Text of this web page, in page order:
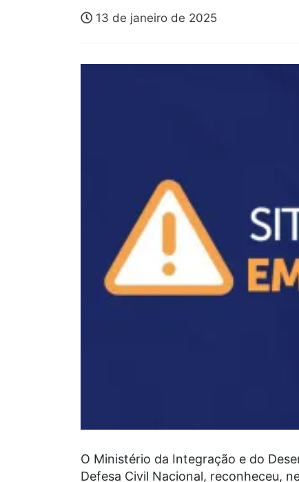
13 de janeiro de 2025
O Ministério da Integração e do
Defesa Civil Nacional, reconheceu,